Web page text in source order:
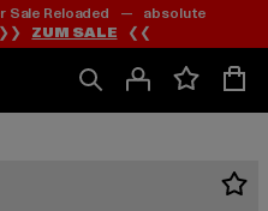
Zum
Inhalt
springen
Zum
Fußzeile
springen
Reloaded — absolute
❯❯ ZUM SALE ❮❮